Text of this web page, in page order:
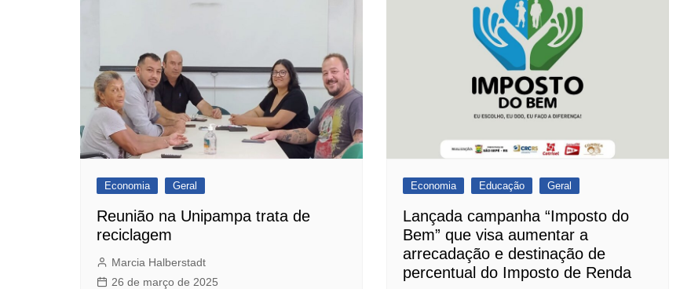
Economia Geral
Reunião na Unipampa trata de
reciclagem
Marcia Halberstadt
26 de março de 2025
Economia Educação Geral
Lançada campanha “Imposto do
Bem” que visa aumentar a
arrecadação e destinação de
percentual do Imposto de Renda